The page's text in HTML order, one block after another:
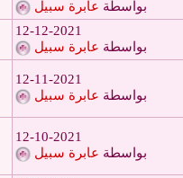
بواسطة عابرة سبيل
12-12-2021
بواسطة عابرة سبيل
12-11-2021
بواسطة عابرة سبيل
12-10-2021
بواسطة عابرة سبيل